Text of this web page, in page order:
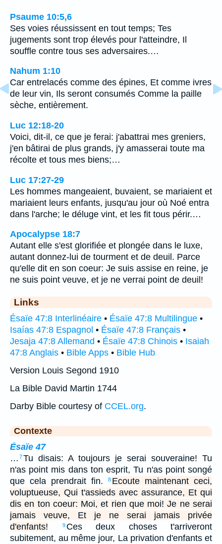
Psaume 10:5,6
Ses voies réussissent en tout temps; Tes
jugements sont trop élevés pour l'atteindre, Il
souffle contre tous ses adversaires.…
Nahum 1:10
Car entrelacés comme des épines, Et comme ivres
de leur vin, Ils seront consumés Comme la paille
sèche, entièrement.
Luc 12:18-20
Voici, dit-il, ce que je ferai: j'abattrai mes greniers,
j'en bâtirai de plus grands, j'y amasserai toute ma
récolte et tous mes biens;…
Luc 17:27-29
Les hommes mangeaient, buvaient, se mariaient et
mariaient leurs enfants, jusqu'au jour où Noé entra
dans l'arche; le déluge vint, et les fit tous périr.…
Apocalypse 18:7
Autant elle s'est glorifiée et plongée dans le luxe,
autant donnez-lui de tourment et de deuil. Parce
qu'elle dit en son coeur: Je suis assise en reine, je
ne suis point veuve, et je ne verrai point de deuil!
Links
Ésaïe 47:8 Interlinéaire • Ésaïe 47:8 Multilingue •
Isaías 47:8 Espagnol • Ésaïe 47:8 Français •
Jesaja 47:8 Allemand • Ésaïe 47:8 Chinois • Isaiah
47:8 Anglais • Bible Apps • Bible Hub
Version Louis Segond 1910
La Bible David Martin 1744
Darby Bible courtesy of CCEL.org.
Contexte
Ésaïe 47
… 7Tu disais: A toujours je serai souveraine! Tu
n'as point mis dans ton esprit, Tu n'as point songé
que cela prendrait fin.
8 Ecoute maintenant ceci,
voluptueuse, Qui t'assieds avec assurance, Et qui
dis en ton coeur: Moi, et rien que moi! Je ne serai
jamais veuve, Et je ne serai jamais privée
d'enfants!
9 Ces deux choses t'arriveront
subitement, au même jour, La privation d'enfants et